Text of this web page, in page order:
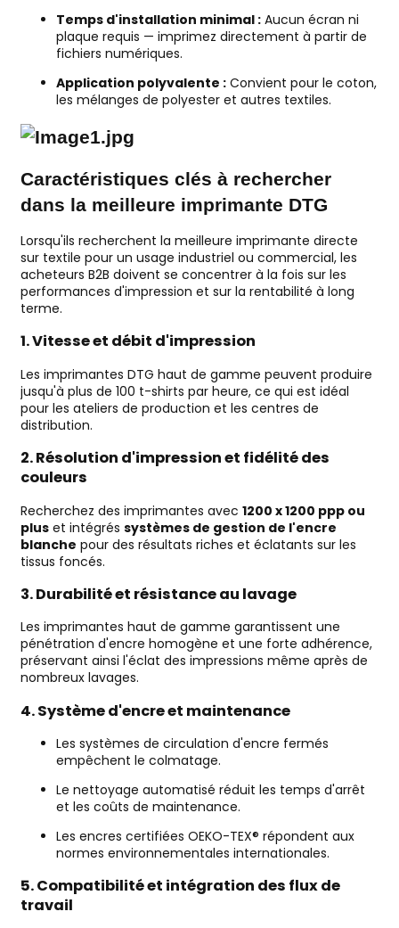
Temps d'installation minimal :Aucun écran ni
plaque requis — imprimez directement à partir de
fichiers numériques.
Application polyvalente :Convient pour le coton,
les mélanges de polyester et autres textiles.
Caractéristiques clés à rechercher
dans la meilleure imprimante DTG
Lorsqu'ils recherchent la meilleure imprimante directe
sur textile pour un usage industriel ou commercial, les
acheteurs B2B doivent se concentrer à la fois sur les
performances d'impression et sur la rentabilité à long
terme.
1.Vitesse et débit d'impression
Les imprimantes DTG haut de gamme peuvent produire
jusqu'à plus de 100 t-shirts par heure, ce qui est idéal
pour les ateliers de production et les centres de
distribution.
2.Résolution d'impression et fidélité des
couleurs
Recherchez des imprimantes avec 1200 x 1200 ppp ou
pluset intégrés systèmes de gestion de l'encre
blanche pour des résultats riches et éclatants sur les
tissus foncés.
3.Durabilité et résistance au lavage
Les imprimantes haut de gamme garantissent une
pénétration d'encre homogène et une forte adhérence,
préservant ainsi l'éclat des impressions même après de
nombreux lavages.
4.Système d'encre et maintenance
Les systèmes de circulation d'encre fermés
empêchent le colmatage.
Le nettoyage automatisé réduit les temps d'arrêt
et les coûts de maintenance.
Les encres certifiées OEKO-TEX® répondent aux
normes environnementales internationales.
5.Compatibilité et intégration des flux de
travail